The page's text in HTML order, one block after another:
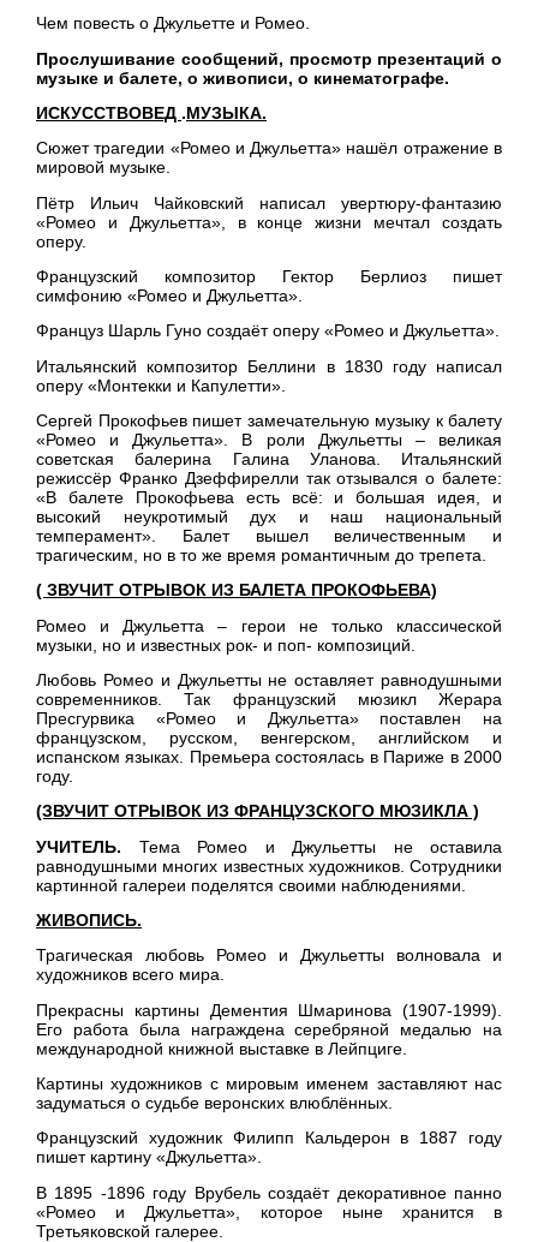
Чем повесть о Джульетте и Ромео.
Прослушивание сообщений, просмотр презентаций о
музыке и балете, о живописи, о кинематографе.
ИСКУССТВОВЕД .МУЗЫКА.
Сюжет трагедии «Ромео и Джульетта» нашёл отражение в
мировой музыке.
Пётр Ильич Чайковский написал увертюру-фантазию
«Ромео и Джульетта», в конце жизни мечтал создать
оперу.
Французский композитор Гектор Берлиоз пишет
симфонию «Ромео и Джульетта».
Француз Шарль Гуно создаёт оперу «Ромео и Джульетта».
Итальянский композитор Беллини в 1830 году написал
оперу «Монтекки и Капулетти».
Сергей Прокофьев пишет замечательную музыку к балету
«Ромео и Джульетта». В роли Джульетты – великая
советская балерина Галина Уланова. Итальянский
режиссёр Франко Дзеффирелли так отзывался о балете:
«В балете Прокофьева есть всё: и большая идея, и
высокий неукротимый дух и наш национальный
темперамент». Балет вышел величественным и
трагическим, но в то же время романтичным до трепета.
( ЗВУЧИТ ОТРЫВОК ИЗ БАЛЕТА ПРОКОФЬЕВА)
Ромео и Джульетта – герои не только классической
музыки, но и известных рок- и поп- композиций.
Любовь Ромео и Джульетты не оставляет равнодушными
современников. Так французский мюзикл Жерара
Пресгурвика «Ромео и Джульетта» поставлен на
французском, русском, венгерском, английском и
испанском языках. Премьера состоялась в Париже в 2000
году.
(ЗВУЧИТ ОТРЫВОК ИЗ ФРАНЦУЗСКОГО МЮЗИКЛА )
УЧИТЕЛЬ. Тема Ромео и Джульетты не оставила
равнодушными многих известных художников. Сотрудники
картинной галереи поделятся своими наблюдениями.
ЖИВОПИСЬ.
Трагическая любовь Ромео и Джульетты волновала и
художников всего мира.
Прекрасны картины Дементия Шмаринова (1907-1999).
Его работа была награждена серебряной медалью на
международной книжной выставке в Лейпциге.
Картины художников с мировым именем заставляют нас
задуматься о судьбе веронских влюблённых.
Французский художник Филипп Кальдерон в 1887 году
пишет картину «Джульетта».
В 1895 -1896 году Врубель создаёт декоративное панно
«Ромео и Джульетта», которое ныне хранится в
Третьяковской галерее.